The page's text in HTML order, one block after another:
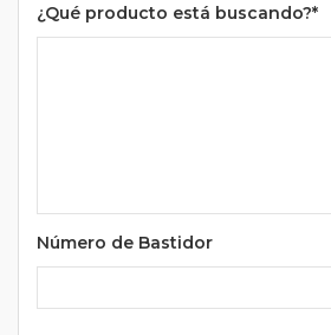
¿Qué producto está buscando?*
Número de Bastidor